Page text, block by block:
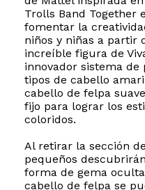
Trolls Band Together
fomentar la
niños y niñas a partir
increíble figura de
innovador sistema de
tipos de cabello
cabello de felpa
fijo para lograr los
coloridos.
Al retirar la sección
pequeños
forma de gema
cabello de felpa se